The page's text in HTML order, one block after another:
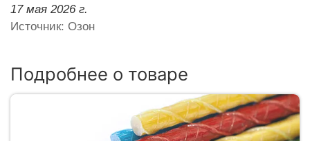
17 мая 2026 г.
Источник: Озон
Подробнее о товаре